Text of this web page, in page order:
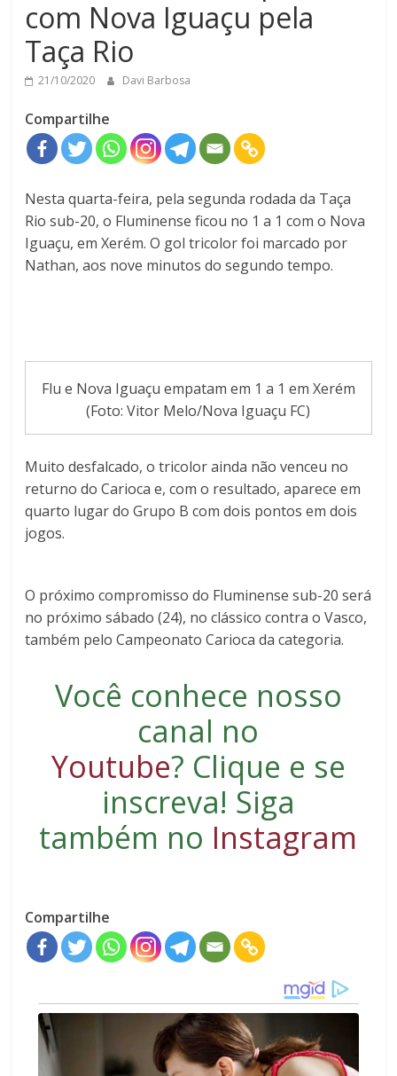
com Nova Iguaçu pela
Taça Rio
21/10/2020 Davi Barbosa
Compartilhe
Nesta quarta-feira, pela segunda rodada da Taça
Rio sub-20, o Fluminense ficou no 1 a 1 com o Nova
Iguaçu, em Xerém. O gol tricolor foi marcado por
Nathan, aos nove minutos do segundo tempo.
Flu e Nova Iguaçu empatam em 1 a 1 em Xerém
(Foto: Vitor Melo/Nova Iguaçu FC)
Muito desfalcado, o tricolor ainda não venceu no
returno do Carioca e, com o resultado, aparece em
quarto lugar do Grupo B com dois pontos em dois
jogos.
O próximo compromisso do Fluminense sub-20 será
no próximo sábado (24), no clássico contra o Vasco,
também pelo Campeonato Carioca da categoria.
Você conhece nosso
canal no
Youtube? Clique e se
inscreva! Siga
também no Instagram
Compartilhe